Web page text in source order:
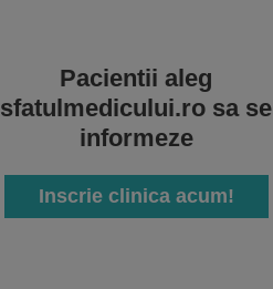
Pacientii aleg
sfatulmedicului.ro sa se
informeze
Inscrie clinica acum!